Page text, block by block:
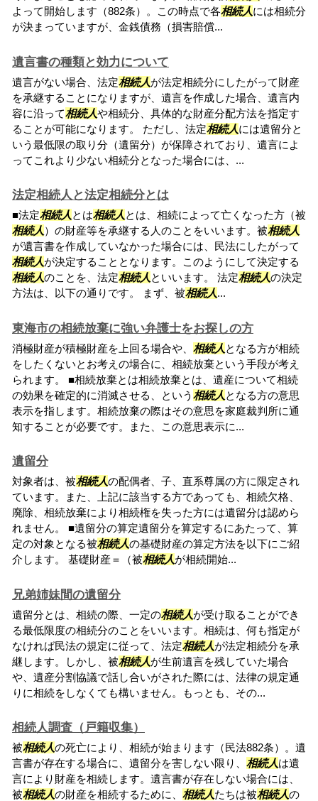
よって開始します（882条）。この時点で各相続人には相続分
が決まっていますが、金銭債務（損害賠償...
遺言書の種類と効力について
遺言がない場合、法定相続人が法定相続分にしたがって財産
を承継することになりますが、遺言を作成した場合、遺言内
容に沿って相続人や相続分、具体的な財産分配方法を指定す
ることが可能になります。 ただし、法定相続人には遺留分と
いう最低限の取り分（遺留分）が保障されており、遺言によ
ってこれより少ない相続分となった場合には、...
法定相続人と法定相続分とは
■法定相続人 とは相続人 とは、相続によって亡くなった方（被
相続人 ）の財産等を承継する人のことをいいます。被相続人
が遺言書を作成していなかった場合には、民法にしたがって
相続人が決定することとなります。このようにして決定する
相続人のことを、法定相続人 といいます。 法定相続人の決定
方法は、以下の通りです。 まず、被相続人...
東海市の相続放棄に強い弁護士をお探しの方
消極財産が積極財産を上回る場合や、 相続人 となる方が相続
をしたくないとお考えの場合に、相続放棄という手段が考え
られます。 ■相続放棄とは相続放棄とは、遺産について相続
の効果を確定的に消滅させる、という 相続人 となる方の意思
表示を指します。相続放棄の際はその意思を家庭裁判所に通
知することが必要です。また、この意思表示に...
遺留分
対象者は、被相続人の配偶者、子、直系尊属の方に限定され
ています。また、上記に該当する方であっても、相続欠格、
廃除、相続放棄により相続権を失った方には遺留分は認めら
れません。 ■遺留分の算定遺留分を算定するにあたって、算
定の対象となる被相続人の基礎財産の算定方法を以下にご紹
介します。 基礎財産＝（被相続人が相続開始...
兄弟姉妹間の遺留分
遺留分とは、相続の際、一定の相続人が受け取ることができ
る最低限度の相続分のことをいいます。相続は、何も指定が
なければ民法の規定に従って、法定相続人が法定相続分を承
継します。しかし、被相続人が生前遺言を残していた場合
や、遺産分割協議で話し合いがされた際には、法律の規定通
りに相続をしなくても構いません。もっとも、その...
相続人調査（戸籍収集）
被相続人の死亡により、相続が始まります（民法882条）。遺
言書が存在する場合に、遺留分を害しない限り、 相続人は遺
言により財産を相続します。遺言書が存在しない場合には、
被相続人の財産を相続するために、 相続人たちは被相続人の